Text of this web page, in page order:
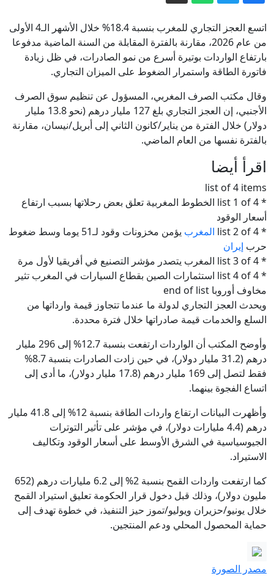
مشددة على روسيا
شركة أرجنتينية تتهم واشنطن بممارسة
ضغوط "غير لائقة" لإلغاء مشروع مع
شركة هواوي الصينية
البنتاغون يعفي قائد الفيلق الخامس
المسؤول عن تنسيق الدعم لأوكرانيا من
منصبه
مجلس الأمن يدين الهجمات الصاروخية
الحوثية على السعودية ويستنكر الرحلات
الجوية غير المصرح بها لليمن
"كبار قادة الجيش الأمريكي يبحثون عن
الكواليس
الحرب وبزشكيان ينفي وجود خلافات
اتسع العجز التجاري للمغرب بنسبة 18.4% خلال الأشهر الـ4 الأولى
من عام 2026، مقارنة بالفترة المقابلة من السنة الماضية مدفوعا
بارتفاع الواردات بوتيرة أسرع من نمو الصادرات، في ظل زيادة
فاتورة الطاقة واستمرار الضغوط على الميزان التجاري.
وقال مكتب الصرف المغربي، المسؤول عن تنظيم سوق الصرف
الأجنبي، إن العجز التجاري بلغ 127 مليار درهم (نحو 13.8 مليار
دولار) خلال الفترة من يناير/كانون الثاني إلى أبريل/نيسان، مقارنة
بالفترة نفسها من العام الماضي.
اقرأ أيضا
list of 4 items
* list 1 of 4 الخطوط المغربية تعلق بعض رحلاتها بسبب ارتفاع
أسعار الوقود
* list 2 of 4
المغرب
يؤمن مخزونات وقود لـ51 يوما وسط ضغوط
حرب إيران
* list 3 of 4 المغرب يتصدر مؤشر التصنيع في أفريقيا لأول مرة
* list 4 of 4 استثمارات الصين بقطاع السيارات في المغرب تثير
مخاوف أوروبا end of list
ويحدث العجز التجاري لدولة ما عندما تتجاوز قيمة وارداتها من
السلع والخدمات قيمة صادراتها خلال فترة محددة.
وأوضح المكتب أن الواردات ارتفعت بنسبة 12.7% إلى 296 مليار
درهم (31.2 مليار دولار)، في حين زادت الصادرات بنسبة 8.7%
فقط لتصل إلى 169 مليار درهم (17.8 مليار دولار)، ما أدى إلى
اتساع الفجوة بينهما.
وأظهرت البيانات ارتفاع واردات الطاقة بنسبة 12% إلى 41.8 مليار
درهم (4.4 مليارات دولار)، في مؤشر على تأثير التوترات
الجيوسياسية في الشرق الأوسط على أسعار الوقود وتكاليف
الاستيراد.
كما ارتفعت واردات القمح بنسبة 2% إلى 6.2 مليارات درهم (652
مليون دولار)، وذلك قبل دخول قرار الحكومة تعليق استيراد القمح
خلال يونيو/حزيران ويوليو/تموز حيز التنفيذ، في خطوة تهدف إلى
حماية المحصول المحلي ودعم المنتجين.
مصدر الصورة